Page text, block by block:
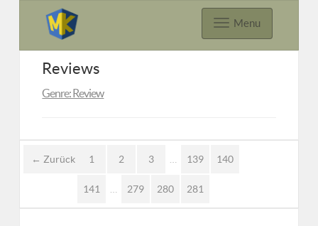
Menu
Reviews
Genre: Review
← Zurück 1 2 3 … 139 140
141 … 279 280 281